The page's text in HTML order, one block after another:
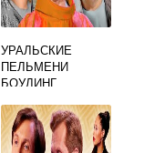
УРАЛЬСКИЕ
ПЕЛЬМЕНИ
БОУЛИНГ